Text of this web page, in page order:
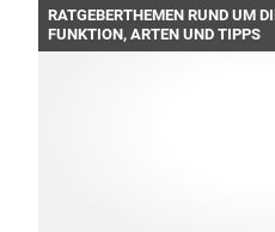
RATGEBERTHEMEN RUND UM
FUNKTION, ARTEN UND TIPPS